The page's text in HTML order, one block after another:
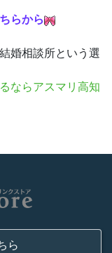
らから
婚相談所という選
ならアスマリ高知
ら